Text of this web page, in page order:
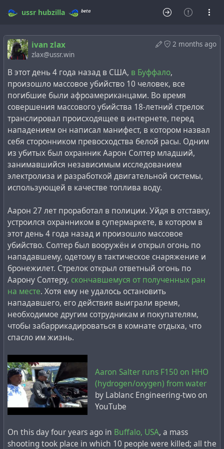
ussr hubzilla beta
2 months ago
ivan zlax
zlax@ussr.win
В этот день 4 года назад в США, в Буффало,
произошло массовое убийство 10 человек, все
погибшие были афроамериканцами. Во время
совершения массового убийства 18-летний стрелок
транслировал происходящее в интернете, перед
нападением он написал манифест, в котором назвал
себя сторонником превосходства белой расы. Одним
из убитых был охранник Аарон Солтер младший,
занимавшийся независимым исследованием
электролиза и разработкой двигательной системы,
использующей в качестве топлива воду.
Аарон 27 лет проработал в полиции. Уйдя в отставку,
устроился охранником в супермаркете, в котором в
этот день 4 года назад и произошло массовое
убийство. Солтер был вооружён и открыл огонь по
нападавшему, одетому в тактическое снаряжение и
бронежилет. Стрелок открыл ответный огонь по
Аарону Солтеру, скончавшемуся от полученных ран
на месте. Хотя ему не удалось остановить
нападавшего, его действия выиграли время,
необходимое другим сотрудникам и покупателям,
чтобы забаррикадироваться в комнате отдыха, что
спасло им жизнь.
Aaron Salter runs F150 on HHO
(hydrogen/oxygen) from water
by Lablanc Engineering-two on
YouTube
On this day four years ago in Buffalo, USA, a mass
shooting took place in which 10 people were killed; all the